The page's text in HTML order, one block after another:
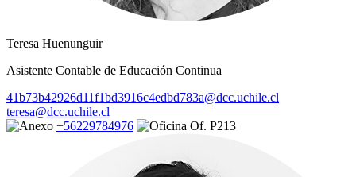
Teresa Huenunguir
Asistente Contable de Educación Continua
41b73b42926d11f1bd3916c4edbd783a@dcc.uchile.cl
teresa@dcc.uchile.cl
+56229784976
Of. P213